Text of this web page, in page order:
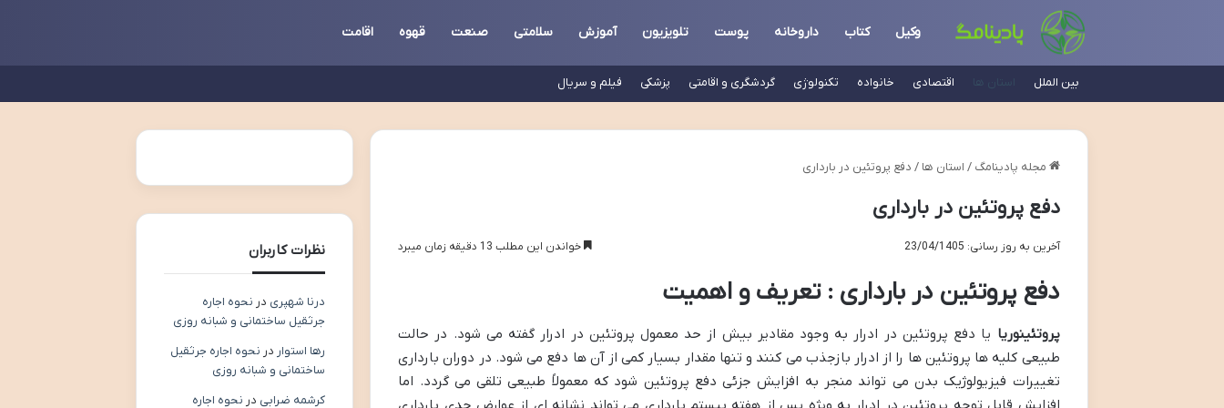
وکیل کتاب داروخانه پوست تلویزیون آموزش سلامتی صنعت قهوه اقامت
بین الملل استان ها اقتصادی خانواده تکنولوژی گردشگری و اقامتی پزشکی فیلم و سریال
مجله پادینامگ / استان ها / دفع پروتئین در بارداری
دفع پروتئین در بارداری
آخرین به روز رسانی: 23/04/1405 خواندن این مطلب 13 دقیقه زمان میبرد
دفع پروتئین در بارداری : تعریف و اهمیت
پروتئینوریا یا دفع پروتئین در ادرار به وجود مقادیر بیش از حد معمول پروتئین در ادرار گفته می شود. در حالت
طبیعی کلیه ها پروتئین ها را از ادرار بازجذب می کنند و تنها مقدار بسیار کمی از آن ها دفع می شود. در دوران بارداری
تغییرات فیزیولوژیک بدن می تواند منجر به افزایش جزئی دفع پروتئین شود که معمولاً طبیعی تلقی می گردد. اما
نظرات کاربران
درنا شهپری در نحوه اجاره
جرثقیل ساختمانی و شبانه روزی
رها استوار در نحوه اجاره جرثقیل
ساختمانی و شبانه روزی
کرشمه ضرابی در نحوه اجاره